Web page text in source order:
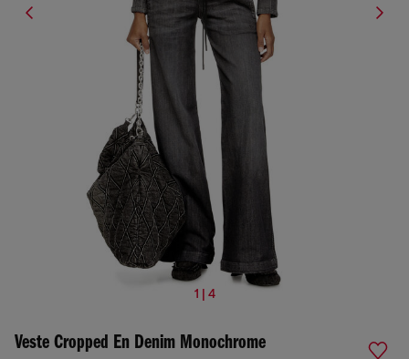
1 | 4
Veste Cropped En Denim Monochrome